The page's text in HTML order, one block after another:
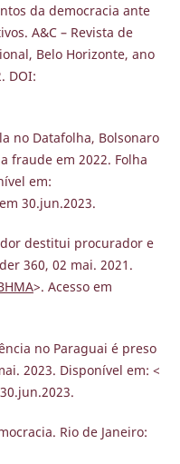
da democracia ante
A&C – Revista de
Belo Horizonte, ano
DOI:
no Datafolha, Bolsonaro
fraude em 2022. Folha
em:
30.jun.2023.
destitui procurador e
360, 02 mai. 2021.
>. Acesso em
no Paraguai é preso
2023. Disponível em: <
Rio de Janeiro: